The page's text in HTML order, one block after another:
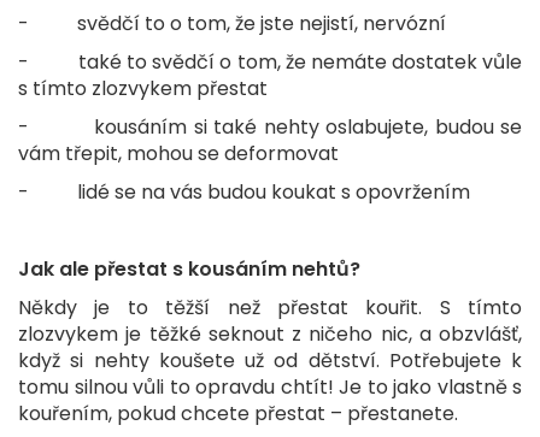
- svědčí to o tom, že jste nejistí, nervózní
- také to svědčí o tom, že nemáte dostatek vůle
s tímto zlozvykem přestat
- kousáním si také nehty oslabujete, budou se
vám třepit, mohou se deformovat
- lidé se na vás budou koukat s opovržením
Jak ale přestat s kousáním nehtů?
Někdy je to těžší než přestat kouřit. S tímto
zlozvykem je těžké seknout z ničeho nic, a obzvlášť,
když si nehty koušete už od dětství. Potřebujete k
tomu silnou vůli to opravdu chtít! Je to jako vlastně s
kouřením, pokud chcete přestat – přestanete.